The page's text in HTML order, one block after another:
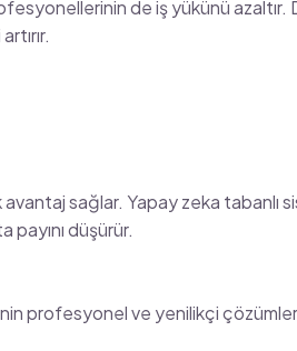
de iş yükünü azaltır.
sağlar. Yapay zeka tabanlı
payını düşürür.
profesyonel ve yenilikçi